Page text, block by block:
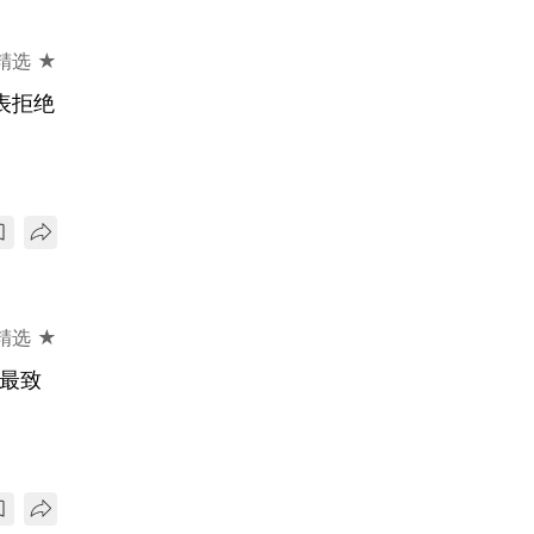
选 ★
拒绝
选 ★
致